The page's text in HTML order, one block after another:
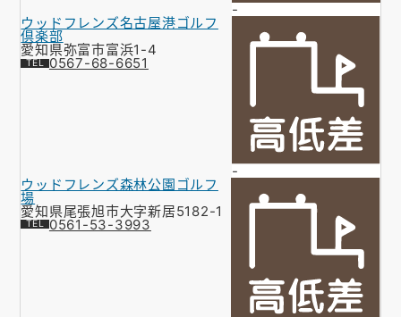
-
ウッドフレンズ名古屋港ゴルフ
倶楽部
愛知県弥富市富浜1-4
0567-68-6651
-
ウッドフレンズ森林公園ゴルフ
場
愛知県尾張旭市大字新居5182-1
0561-53-3993